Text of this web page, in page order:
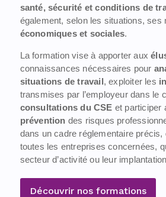
santé, sécurité et conditions de
également, selon les situations, ses
économiques et sociales.
La formation vise à apporter aux
connaissances nécessaires pour
situations de travail, exploiter les
transmises par l’employeur dans le
consultations du CSE et participer
prévention des risques
dans un cadre réglementaire précis,
toutes les entreprises concernées,
secteur d’activité ou leur
Découvrir nos formations